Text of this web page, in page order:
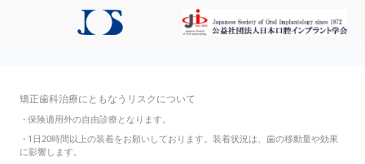
矯正歯科治療にともなうリスクについて
・保険適用外の自由診療となります。
・ 1日20時間以上の装着をお願いしております。装着状況は、歯の移動量や効果
に影響します。